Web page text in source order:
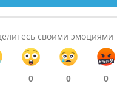
своими эмоциями
0 0 0